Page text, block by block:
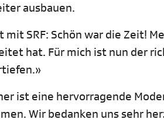
ausbauen.
SRF: Schön war die Zeit!
hat. Für mich ist nun der
ist eine hervorragende
Wir bedanken uns sehr